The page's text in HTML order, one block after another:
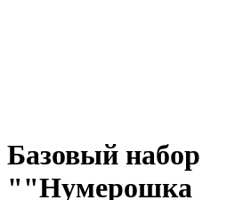
Базовый набор
""Нумерошка